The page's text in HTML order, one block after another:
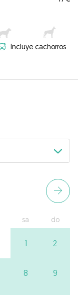
Incluye cachorros
sa do
1 2
8 9